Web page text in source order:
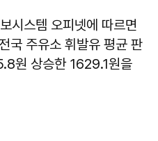
시스템 오피넷에 따르면
국 주유소 휘발유 평균 판
원 상승한 1629.1원을